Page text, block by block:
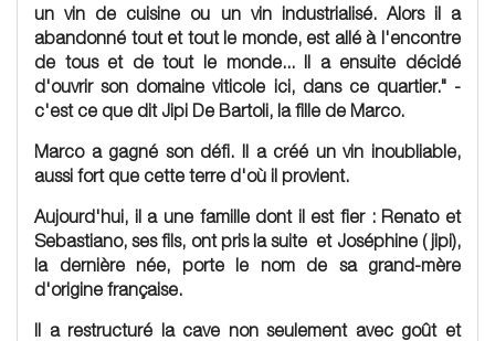
un vin de cuisine ou un vin industrialisé. Alors il a
abandonné tout et tout le monde, est allé à l'encontre
de tous et de tout le monde... Il a ensuite décidé
d'ouvrir son domaine viticole ici, dans ce quartier." -
c'est ce que dit Jipi De Bartoli, la fille de Marco.
Marco a gagné son défi. Il a créé un vin inoubliable,
aussi fort que cette terre d'où il provient.
Aujourd'hui, il a une famille dont il est fier : Renatoet
Sebastiano, ses fils, ont pris la suite et Joséphine ( jipi),
la dernière née, porte le nom de sa grand-mère
d'origine française.
Il a restructuré la cave non seulement avec goût et